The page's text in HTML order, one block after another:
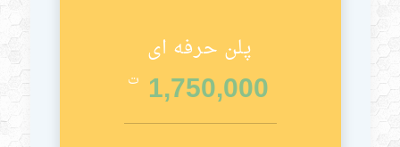
پلن حرفه ای
1,750,000 ت